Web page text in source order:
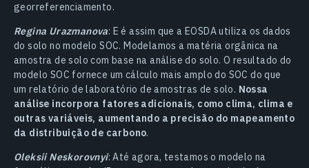
georreferenciamento.
Regina Urazmanova: E é assim que a EOSDA utiliza os dados
do solo no modelo SOC. Modelamos a matéria orgânica na
amostra de solo com base na análise do solo. O resultado do
modelo SOC fornece um cálculo mais amplo do SOC do que
um relatório de laboratório de amostras de solo. Nossa
análise incorpora fatores adicionais, como clima, clima e
outras variáveis, aumentando a precisão do mapeamento
da distribuição de carbono.
Oleksii Neskorovnyi: Até agora, testamos o modelo na